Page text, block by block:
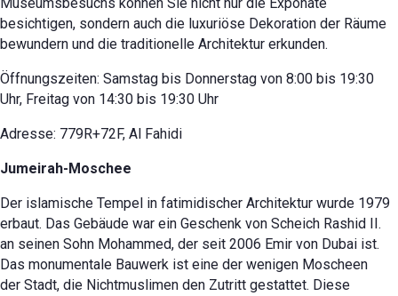
Museumsbesuchs können Sie nicht nur die Exponate
besichtigen, sondern auch die luxuriöse Dekoration der Räume
bewundern und die traditionelle Architektur erkunden.
Öffnungszeiten: Samstag bis Donnerstag von 8:00 bis 19:30
Uhr, Freitag von 14:30 bis 19:30 Uhr
Adresse: 779R+72F, Al Fahidi
Jumeirah-Moschee
Der islamische Tempel in fatimidischer Architektur wurde 1979
erbaut. Das Gebäude war ein Geschenk von Scheich Rashid II.
an seinen Sohn Mohammed, der seit 2006 Emir von Dubai ist.
Das monumentale Bauwerk ist eine der wenigen Moscheen
der Stadt, die Nichtmuslimen den Zutritt gestattet. Diese